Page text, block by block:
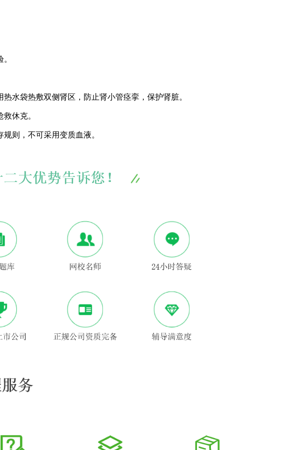
水袋热敷双侧肾区，防止肾小管痉挛，保护肾脏。
休克。
则，不可采用变质血液。